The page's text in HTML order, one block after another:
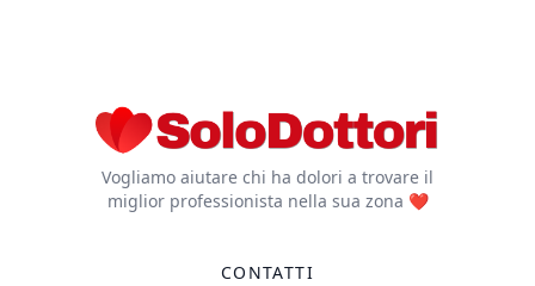
Vogliamo aiutare chi ha dolori a trovare il
miglior professionista nella sua zona ❤️
CONTATTI